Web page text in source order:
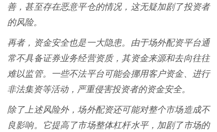
善，甚至存在恶意平仓的情况，这无疑加剧了投资者
的风险。
再者，资金安全也是一大隐患。由于场外配资平台通
常不具备证券业务经营资质，其资金来源和去向往往
难以监管。一些不法平台可能会挪用客户资金、进行
非法集资等活动，严重侵害投资者的资金安全。
除了上述风险外，场外配资还可能对整个市场造成不
良影响。它提高了市场整体杠杆水平，加剧了市场的